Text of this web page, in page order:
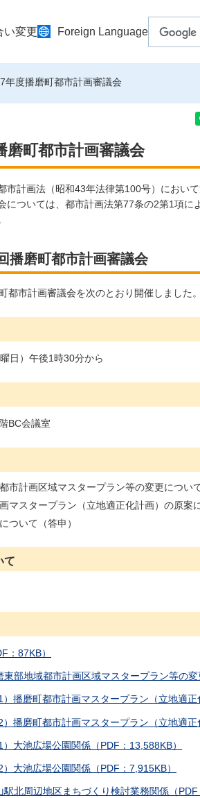
い変更 Foreign Language
年度播磨町都市計画審議会
磨町都市計画審議会
市計画法（昭和43年法律第100号）におい
については、都市計画法第77条の2第1項に
播磨町都市計画審議会
都市計画審議会を次のとおり開催しました
日）午後1時30分から
BC会議室
市計画区域マスタープラン等の変更につい
マスタープラン（立地適正化計画）の原案
ついて（答申）
て
：87KB）
東部地域都市計画区域マスタープラン等の
）播磨町都市計画マスタープラン（立地適
）播磨町都市計画マスタープラン（立地適
大池広場公園関係（PDF：13,588KB）
大池広場公園関係（PDF：7,915KB）
駅北周辺地区まちづくり検討業務関係（